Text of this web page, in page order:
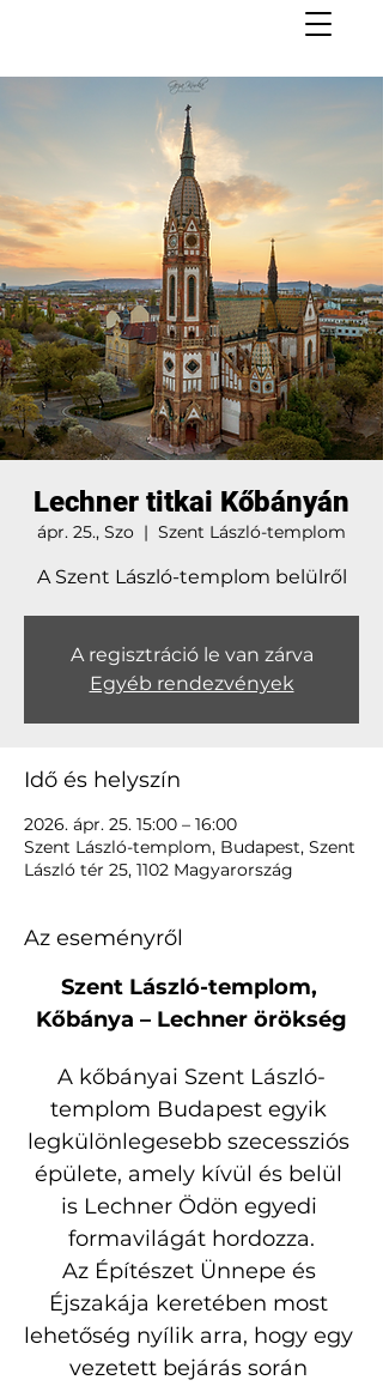
Lechner titkai Kőbányán
ápr. 25., Szo
  |
Szent László-templom
A Szent László-templom belülről
A regisztráció le van zárva
Egyéb rendezvények
Idő és helyszín
2026. ápr. 25. 15:00 – 16:00
Szent László-templom, Budapest, Szent
László tér 25, 1102 Magyarország
Az eseményről
Szent László-templom,
Kőbánya – Lechner örökség
A kőbányai Szent László-
templom Budapest egyik
legkülönlegesebb szecessziós
épülete, amely kívül és belül
is Lechner Ödön egyedi
formavilágát hordozza.
Az Építészet Ünnepe és
Éjszakája keretében most
lehetőség nyílik arra, hogy egy
vezetett bejárás során